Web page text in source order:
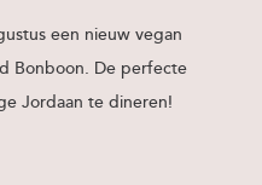
een nieuw vegan
Bonboon. De perfecte
Jordaan te dineren!